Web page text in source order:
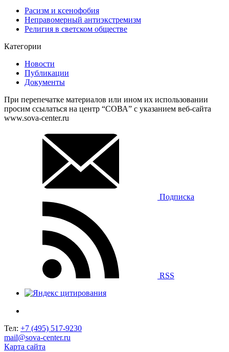
Расизм и ксенофобия
Неправомерный антиэкстремизм
Религия в светском обществе
Категории
Новости
Публикации
Документы
При перепечатке материалов или ином их использовании
просим ссылаться на центр “СОВА” с указанием веб-сайта
www.sova-center.ru
Подписка
RSS
Тел: +7 (495) 517-9230
mail@sova-center.ru
Карта сайта